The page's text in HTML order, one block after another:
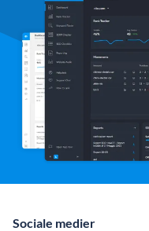
Sociale medier